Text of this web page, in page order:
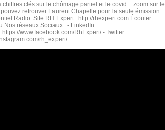
clés sur le chômage partiel et le covid + zoom sur le
retrouver Laurent Chapelle pour la seule émission
Radio. Site RH Expert : http://rhexpert.com Écouter
Nos réseaux Sociaux : - LinkedIn :
www.facebook.com/RhExpert/ - Twitter :
rh_expert/